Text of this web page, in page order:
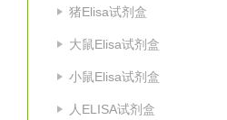
猪Elisa试剂盒
大鼠Elisa试剂盒
小鼠Elisa试剂盒
人ELISA试剂盒